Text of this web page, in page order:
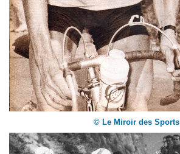
© Le Miroir des Sports